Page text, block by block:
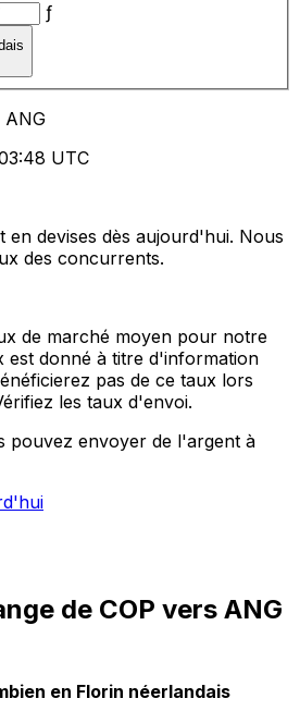
ƒ
ANG
UTC
devises dès aujourd'hui. Nous
des concurrents.
de marché moyen pour notre
est donné à titre d'information
pas de ce taux lors
les taux d'envoi.
pouvez envoyer de l'argent à
de COP vers ANG
en Florin néerlandais